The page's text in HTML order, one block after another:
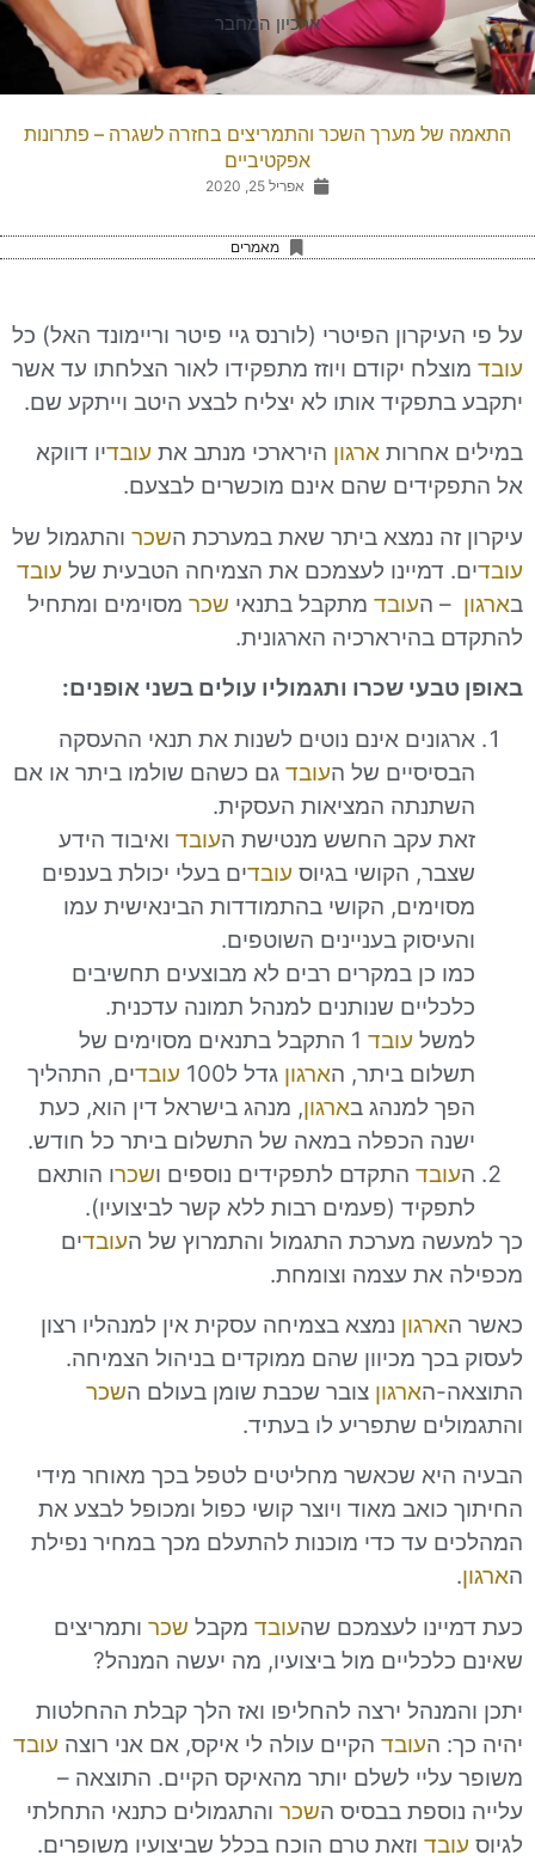
ארכיון המחבר
מערך השכר והתמריצים בחזרה לשגרה – פתרונות
אפקטיביים
הפיטרי (לורנס גיי פיטר וריימונד האל) כל
יקודם ויוזז מתפקידו לאור הצלחתו עד אשר
אותו לא יצליח לבצע היטב וייתקע שם.
אחרותארגוןהירארכי מנתב אתעובד יו דווקא
שהם אינם מוכשרים לבצעם.
נמצא ביתר שאת במערכת השכרוהתגמול של
דמיינו לעצמכם את הצמיחה הטבעית שלעובד
העובד מתקבל בתנאישכרמסוימים ומתחיל
הארגונית.
שכרו ותגמוליו עולים בשני אופנים:
אינם נוטים לשנות את תנאי ההעסקה
של העובדגם כשהם שולמו ביתר או אם
המציאות העסקית.
עקב החשש מנטישת העובדואיבוד הידע
הקושי בגיוסעובדים בעלי יכולת בענפים
הקושי בהתמודדות הבינאישית עמו
בעניינים השוטפים.
כן במקרים רבים לא מבוצעים תחשיבים
שנותנים למנהל תמונה עדכנית.
עובד
1 התקבל בתנאים מסוימים של
ביתר, הארגוןגדל ל100 עובדים, התהליך
למנהג ב ארגון, מנהג בישראל דין הוא, כעת
הכפלה במאה של התשלום ביתר כל חודש.
התקדם לתפקידים נוספים ושכרו הותאם
(פעמים רבות ללא קשר לביצועיו).
מערכת התגמול והתמרוץ של העובדים
את עצמה וצומחת.
ארגוןנמצא בצמיחה עסקית אין למנהליו רצון
מכיוון שהם ממוקדים בניהול הצמיחה.
הארגוןצובר שכבת שומן בעולם ה שכר
שתפריע לו בעתיד.
שכאשר מחליטים לטפל בכך מאוחר מידי
מאוד ויוצר קושי כפול ומכופל לבצע את
עד כדי מוכנות להתעלם מכך במחיר נפילת
לעצמכם שהעובדמקבלשכרותמריצים
מול ביצועיו, מה יעשה המנהל?
ירצה להחליפו ואז הלך קבלת ההחלטות
העובדהקיים עולה לי איקס, אם אני רוצה עובד
לשלם יותר מהאיקס הקיים. התוצאה –
בבסיס ה שכרוהתגמולים כתנאי התחלתי
וזאת טרם הוכח בכלל שביצועיו משופרים.